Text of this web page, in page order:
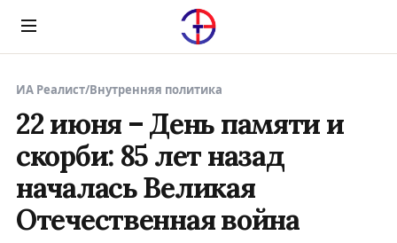
Menu
ИА Реалист/Внутренняя политика
22 июня – День памяти и
скорби: 85 лет назад
началась Великая
Отечественная война